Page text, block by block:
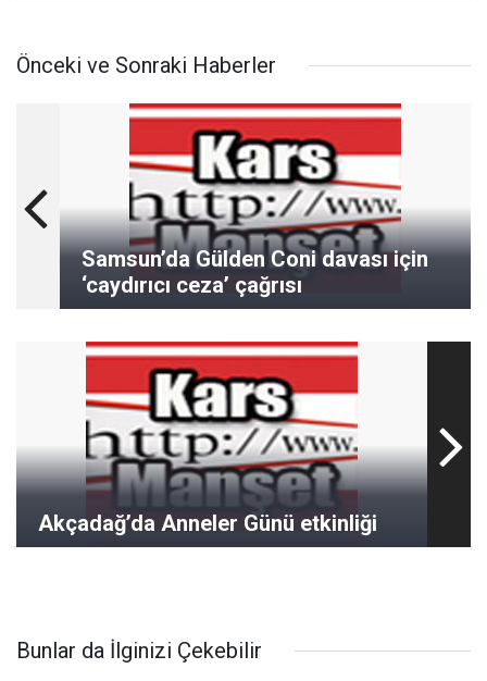
Önceki ve Sonraki Haberler
Samsun’da Gülden Coni davası için
‘caydırıcı ceza’ çağrısı
Akçadağ’da Anneler Günü etkinliği
Bunlar da İlginizi Çekebilir